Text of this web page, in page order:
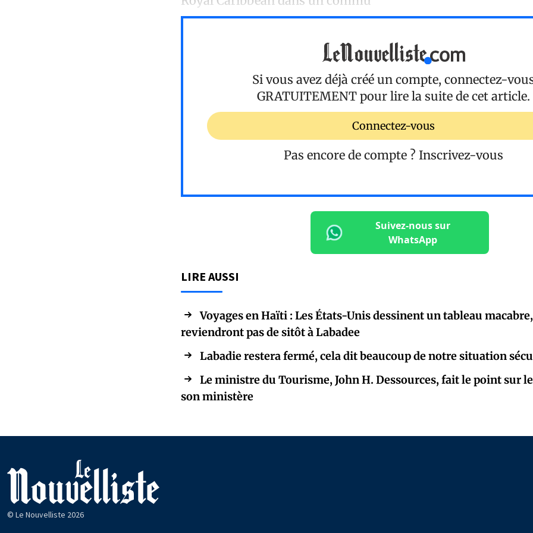
Si vous avez déjà créé un compte, connectez-
GRATUITEMENT pour lire la suite de cet article.
Connectez-vous
Pas encore de compte ? Inscrivez-vous
Suivez-nous sur
WhatsApp
LIRE AUSSI
Voyages en Haïti : Les États-Unis dessinent un tableau
reviendront pas de sitôt à Labadee
Labadie restera fermé, cela dit beaucoup de notre situation
Le ministre du Tourisme, John H. Dessources, fait le point sur
son ministère
© Le Nouvelliste 2026